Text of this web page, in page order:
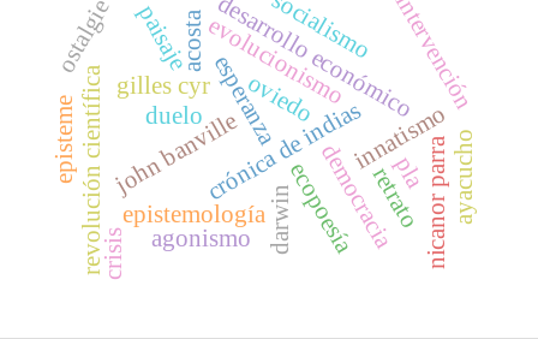
esperanza
crónica de indias
democracia
desarrollo económico
gilles cyr
revolución científicajohn banville
epistemología
episteme innatismo
darwin
oviedo intervención
acostaevolucionismo
nicanor parra
ecopoesía
agonismo
crisis
retrato
pla
paisaje
ayacucho
socialismo
ostalgie
duelo